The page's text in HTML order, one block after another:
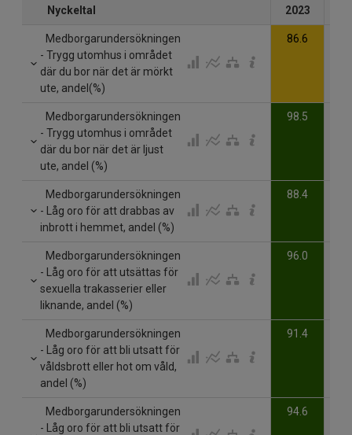
Nyckeltal 2023
Medborgarundersökningen
- Trygg utomhus i området
där du bor när det är mörkt
ute, andel(%)
86.6
Medborgarundersökningen
- Trygg utomhus i området
där du bor när det är ljust
ute, andel (%)
98.5
Medborgarundersökningen
- Låg oro för att drabbas av
inbrott i hemmet, andel (%)
88.4
Medborgarundersökningen
- Låg oro för att utsättas för
sexuella trakasserier eller
liknande, andel (%)
96.0
Medborgarundersökningen
- Låg oro för att bli utsatt för
våldsbrott eller hot om våld,
andel (%)
91.4
Medborgarundersökningen
- Låg oro för att bli utsatt för
94.6